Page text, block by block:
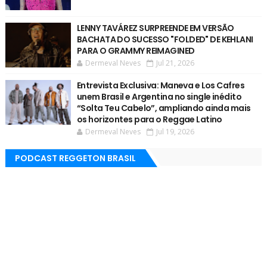
LENNY TAVÁREZ SURPREENDE EM VERSÃO
BACHATA DO SUCESSO "FOLDED" DE KEHLANI
PARA O GRAMMY REIMAGINED
Dermeval Neves Jul 21, 2026
Entrevista Exclusiva: Maneva e Los Cafres
unem Brasil e Argentina no single inédito
“Solta Teu Cabelo”, ampliando ainda mais
os horizontes para o Reggae Latino
Dermeval Neves Jul 19, 2026
PODCAST REGGETON BRASIL